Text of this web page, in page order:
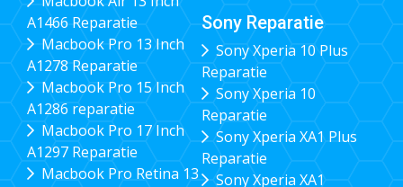
A1466 Reparatie
Macbook Pro 13 Inch
A1278 Reparatie
Macbook Pro 15 Inch
A1286 reparatie
Macbook Pro 17 Inch
A1297 Reparatie
Macbook Pro Retina 13
Sony Reparatie
Sony Xperia 10 Plus
Reparatie
Sony Xperia 10
Reparatie
Sony Xperia XA1 Plus
Reparatie
Sony Xperia XA1